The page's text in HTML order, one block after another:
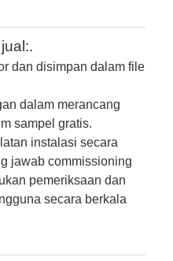
dan disimpan dalam file
dalam merancang
sampel gratis.
instalasi secara
jawab commissioning
pemeriksaan dan
secara berkala